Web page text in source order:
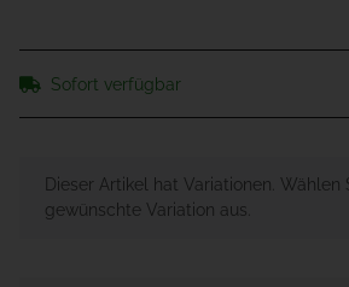
Sofort verfügbar
xDieser Artikel hat Variationen. Wählen
gewünschte Variation aus.